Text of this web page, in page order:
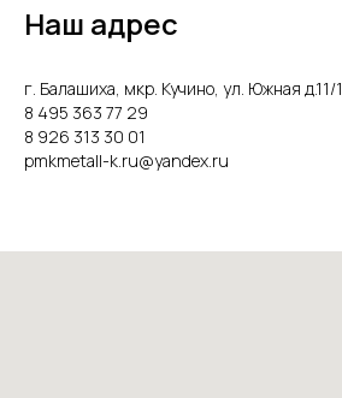
Наш адрес
г. Балашиха, мкр. Кучино, ул. Южная д.11/1
8 495 363 77 29
8 926 313 30 01
pmkmetall-k.ru@yandex.ru